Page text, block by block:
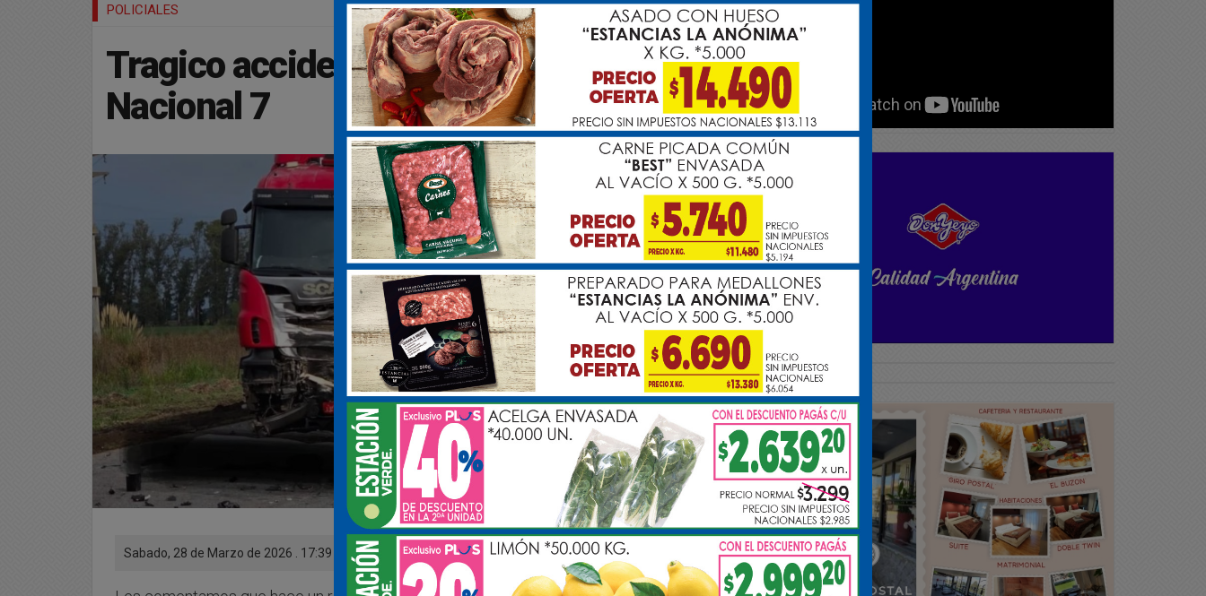
POLICIALES
Tragico accidente a metros de Ruta
Nacional 7
Sabado, 28 de Marzo de 2026 . 17:39 Hs.